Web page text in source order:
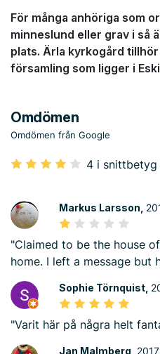
För många anhöriga som
minneslund eller grav i så
plats. Ärla kyrkogård
församling som ligger i
Omdömen
Omdömen från Google
4 i snittbetyg
Markus Larsson,
"Claimed to be the house
home. I left a message but
Sophie Törnquist,
"Varit här på några helt
Jan Malmberg,